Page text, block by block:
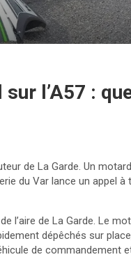
l’A57 :
de La Garde. Un
du Var lance un appel à
l’aire de La Garde. Le
dépêchés sur
de commandement